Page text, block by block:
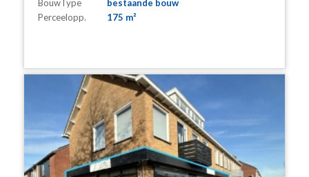
BouwType
bestaande bouw
Perceelopp.
175 m²